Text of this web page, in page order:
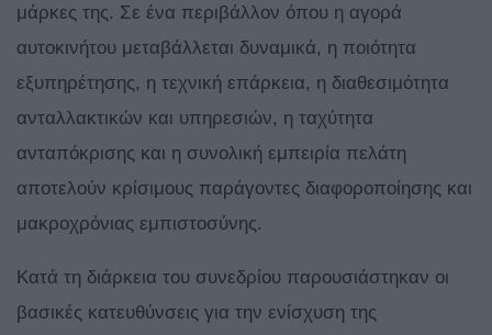
μάρκες της. Σε ένα περιβάλλον όπου η αγορά
αυτοκινήτου μεταβάλλεται δυναμικά, η ποιότητα
εξυπηρέτησης, η τεχνική επάρκεια, η διαθεσιμότητα
ανταλλακτικών και υπηρεσιών, η ταχύτητα
ανταπόκρισης και η συνολική εμπειρία πελάτη
αποτελούν κρίσιμους παράγοντες διαφοροποίησης και
μακροχρόνιας εμπιστοσύνης.
Κατά τη διάρκεια του συνεδρίου παρουσιάστηκαν οι
βασικές κατευθύνσεις για την ενίσχυση της